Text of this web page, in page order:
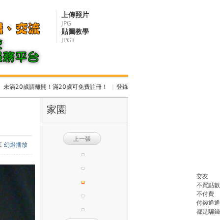
上傳照片
JPG
貼圖教學
JPG1
未滿20歲請離開！滿20歲可免費註冊！ 登錄
幻燈播放
家園
上一張
交友
不買點數
不付費
付錢通通
都是騙錢